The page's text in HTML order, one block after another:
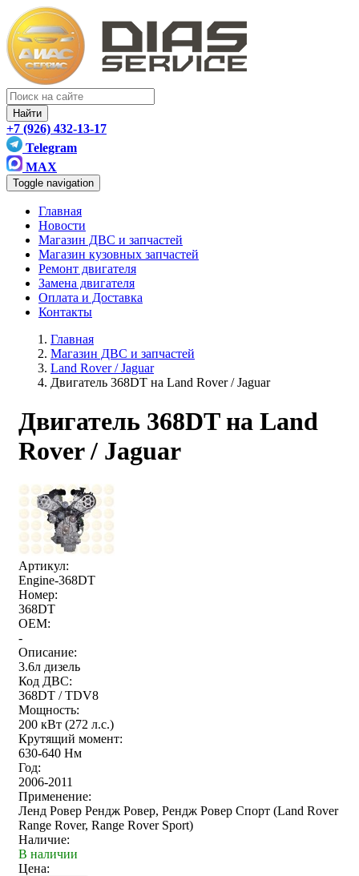
Найти
+7 (926) 432-13-17
Telegram
MAX
Toggle navigation
Главная
Новости
Магазин ДВС и запчастей
Магазин кузовных запчастей
Ремонт двигателя
Замена двигателя
Оплата и Доставка
Контакты
Главная
Магазин ДВС и запчастей
Land Rover / Jaguar
Двигатель 368DT на Land Rover / Jaguar
Двигатель 368DT на Land
Rover / Jaguar
Артикул:
Engine-368DT
Номер:
368DT
OEM:
-
Описание:
3.6л дизель
Код ДВС:
368DT / TDV8
Мощность:
200 кВт (272 л.с.)
Крутящий момент:
630-640 Нм
Год:
2006-2011
Применение:
Ленд Ровер Рендж Ровер, Рендж Ровер Спорт (Land Rover
Range Rover, Range Rover Sport)
Наличие:
В наличии
Цена: